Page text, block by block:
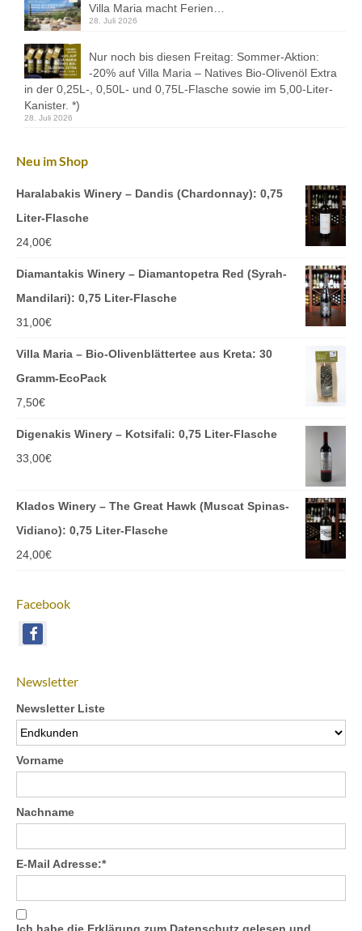
Bio-Olivenöl & Bio-Oliven
Eingelegtes & Eingekochtes
Früchte in Sirup, Honig & Marmelade
Küchenaccessoires
Kontakt
Downloads
Datenschutz
Villa Maria macht Ferien…
28. Juli 2026
Nur noch bis diesen Freitag: Sommer-Aktion:
-20% auf Villa Maria – Natives Bio-Olivenöl Extra
in der 0,25L-, 0,50L- und 0,75L-Flasche sowie im 5,00-Liter-
Kanister. *)
28. Juli 2026
Neu im Shop
Haralabakis Winery – Dandis (Chardonnay): 0,75
Liter-Flasche
24,00€
Diamantakis Winery – Diamantopetra Red (Syrah-
Mandilari): 0,75 Liter-Flasche
31,00€
Villa Maria – Bio-Olivenblättertee aus Kreta: 30
Gramm-EcoPack
7,50€
Digenakis Winery – Kotsifali: 0,75 Liter-Flasche
33,00€
Klados Winery – The Great Hawk (Muscat Spinas-
Vidiano): 0,75 Liter-Flasche
24,00€
Facebook
Newsletter
Newsletter Liste
Vorname
Nachname
E-Mail Adresse:*
Ich habe die Erklärung zum Datenschutz gelesen und